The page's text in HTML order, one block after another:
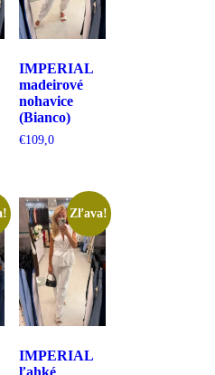
IMPERIAL
madeirové
nohavice
(Bianco)
€109,0
Zľava!
IMPERIAL